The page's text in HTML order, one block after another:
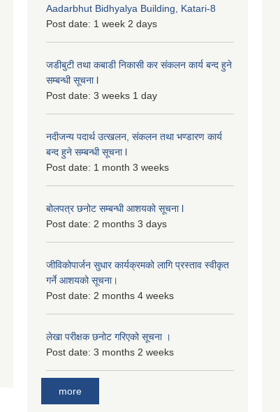
Aadarbhut Bidhyalya Building, Katari-8
Post date: 1 week 2 days
जडीबुटी तथा कबाडी निकासी कर संकलन कार्य बन्द हुने
सम्बन्धी सूचना l
Post date: 3 weeks 1 day
नदीजन्य पदार्थ उत्खलन, संकलन तथा भण्डारण कार्य
बन्द हुने सम्बन्धी सूचना l
Post date: 1 month 3 weeks
बोलपत्र छनोट सम्बन्धी आशयको सूचना l
Post date: 2 months 3 days
जीविकोपार्जन सुधार कार्यक्रमको लागि प्रस्ताव स्वीकृत
गर्ने आशयको सूचना।
Post date: 2 months 4 weeks
लेखा परीक्षक छनोट गरिएको सूचना ।
Post date: 3 months 2 weeks
more